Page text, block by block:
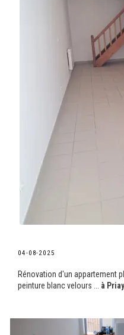
04-08-2025
Rénovation d'un appartement
peinture blanc velours ... à Priay